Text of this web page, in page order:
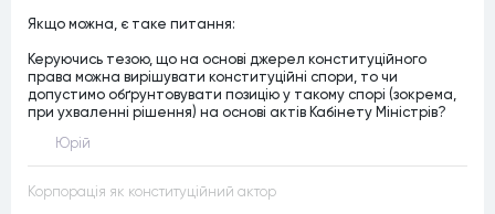
Якщо можна, є таке питання:
Керуючись тезою, що на основі джерел конституційного
права можна вирішувати конституційні спори, то чи
допустимо обґрунтовувати позицію у такому спорі (зокрема,
при ухваленні рішення) на основі актів Кабінету Міністрів?
Юрій
Корпорація як конституційний актор